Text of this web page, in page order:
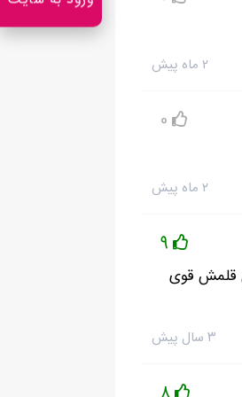
۲ ماه پیش
0
۲ ماه پیش
9
قلمش قوی
۳ سال پیش